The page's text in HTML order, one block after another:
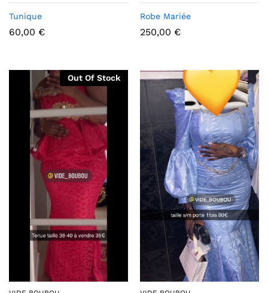
Tunique
60,00 €
Robe Mariée
250,00 €
Out Of Stock